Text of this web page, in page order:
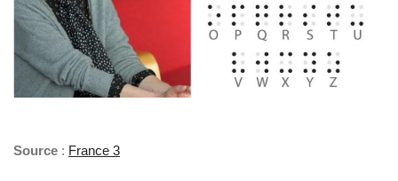
Source : France 3